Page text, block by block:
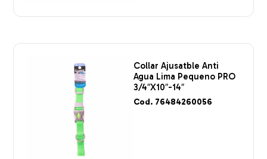
Collar Ajusatble Anti
Agua Lima Pequeno PRO
3/4″X10″-14″
Cod. 76484260056